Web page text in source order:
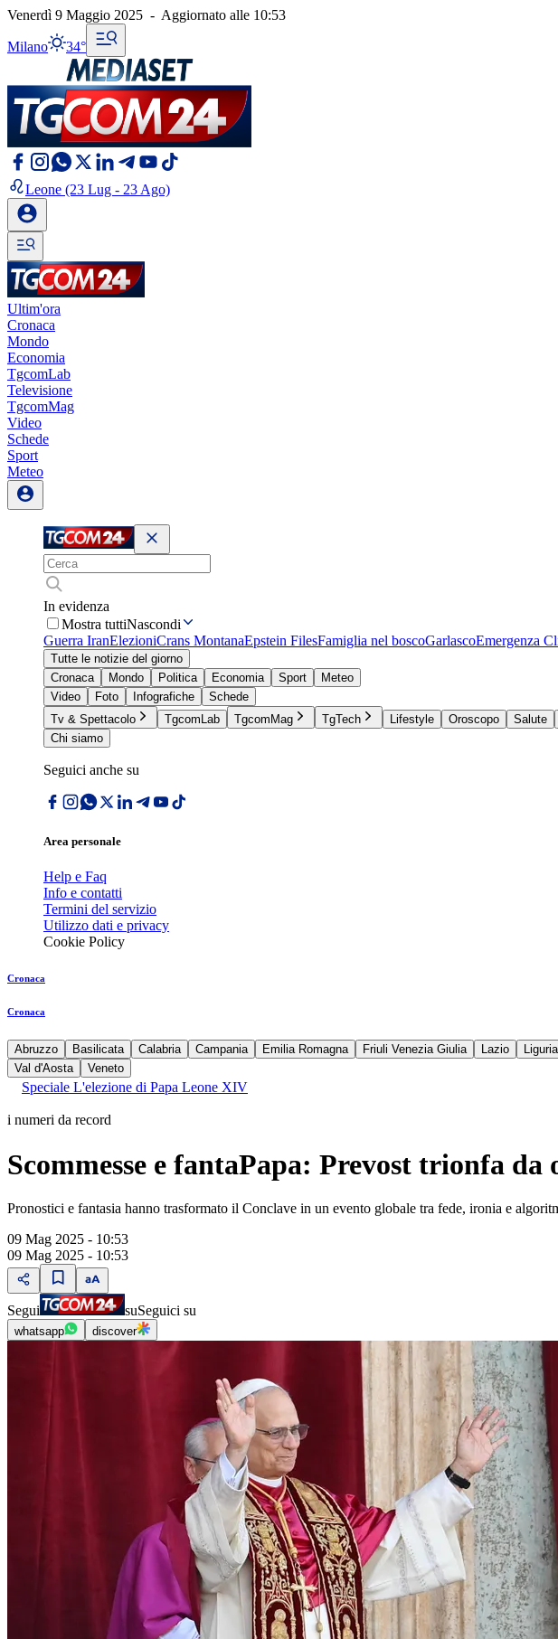
Venerdì 9 Maggio 2025 - Aggiornato alle 10:53
Milano 34°
Leone (23 Lug - 23 Ago)
Ultim'ora
Cronaca
Mondo
Economia
TgcomLab
Televisione
TgcomMag
Video
Schede
Sport
Meteo
In evidenza
Mostra tuttiNascondi
Guerra IranElezioniCrans MontanaEpstein FilesFamiglia nel boscoGarlascoEmergenza
Tutte le notizie del giorno
Cronaca
Mondo Politica Economia Sport
Meteo
Video
Foto Infografiche
Schede
Tv & Spettacolo
TgcomLab TgcomMag TgTech Lifestyle Oroscopo Salute
Chi siamo
Seguici anche su
Area personale
Help e Faq
Info e contatti
Termini del servizio
Utilizzo dati e privacy
Cookie Policy
Cronaca
Cronaca
Abruzzo Basilicata Calabria Campania Emilia Romagna Friuli Venezia Giulia Lazio Liguria
Val d'Aosta
Veneto
Speciale L'elezione di Papa Leone XIV
i numeri da record
Scommesse e fantaPapa: Prevost trionfa da
Pronostici e fantasia hanno trasformato il Conclave in un evento globale tra fede, ironia e
09 Mag 2025 - 10:53
09 Mag 2025 - 10:53
Segui suSeguici su
whatsapp discover